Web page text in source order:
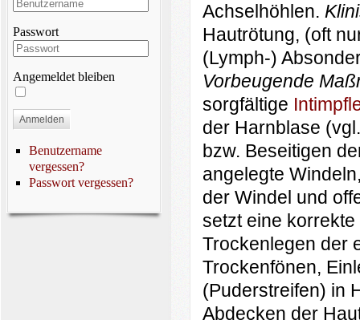
Passwort
Angemeldet bleiben
Anmelden
Benutzername
vergessen?
Passwort vergessen?
Achselhöhlen.
Hautrötung, (oft
(Lymph-)
Vorbeugende
sorgfältige
der Harnblase
bzw. Beseitigen
angelegte
der Windel und
setzt eine
Trockenlegen der
Trockenfönen,
(Puderstreifen) in
Abdecken der